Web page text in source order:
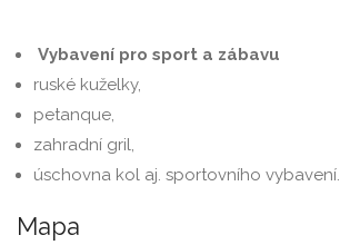
Vybavení pro sport a zábavu
ruské kuželky,
petanque,
zahradní gril,
úschovna kol aj. sportovního vybavení.
Mapa